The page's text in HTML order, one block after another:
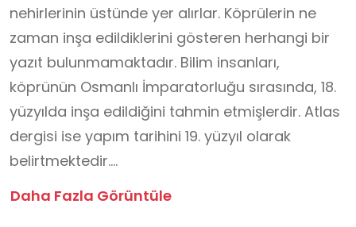
nehirlerinin üstünde yer alırlar. Köprülerin ne
zaman inşa edildiklerini gösteren herhangi bir
yazıt bulunmamaktadır. Bilim insanları,
köprünün Osmanlı İmparatorluğu sırasında, 18.
yüzyılda inşa edildiğini tahmin etmişlerdir. Atlas
dergisi ise yapım tarihini 19. yüzyıl olarak
belirtmektedir.
Köprüler birbirine dik olarak konumlanmışlardır.
Daha Fazla Görüntüle